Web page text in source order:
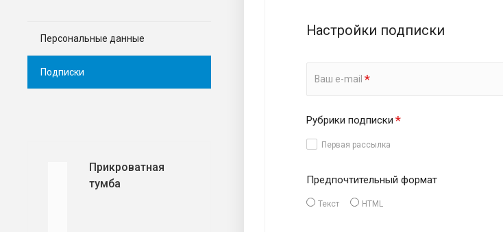
Настройки подписки
Ваш e-mail *
Рубрики подписки *
Первая рассылка
Предпочтительный формат
Текст HTML
Персональные данные
Подписки
Прикроватная
тумба